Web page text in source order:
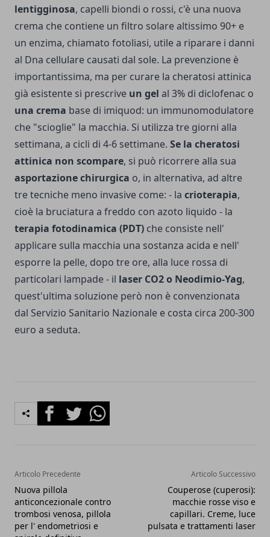
lentigginosa, capelli biondi o rossi, c'è una nuova
crema che contiene un filtro solare altissimo 90+ e
un enzima, chiamato fotoliasi, utile a riparare i danni
al Dna cellulare causati dal sole. La prevenzione è
importantissima, ma per curare la cheratosi attinica
già esistente si prescrive un gel al 3% di diclofenac o
una crema base di imiquod: un immunomodulatore
che "scioglie" la macchia. Si utilizza tre giorni alla
settimana, a cicli di 4-6 settimane. Se la cheratosi
attinica non scompare, si può ricorrere alla sua
asportazione chirurgica o, in alternativa, ad altre
tre tecniche meno invasive come: - la crioterapia,
cioè la bruciatura a freddo con azoto liquido - la
terapia fotodinamica (PDT) che consiste nell'
applicare sulla macchia una sostanza acida e nell'
esporre la pelle, dopo tre ore, alla luce rossa di
particolari lampade - il laser CO2 o Neodimio-Yag,
quest'ultima soluzione però non è convenzionata
dal Servizio Sanitario Nazionale e costa circa 200-300
euro a seduta.
FacebookTwitterWhatsapp
Articolo Precedente
Nuova pillola
anticoncezionale contro
trombosi venosa, pillola
per l' endometriosi e
Articolo Successivo
Couperose (cuperosi):
macchie rosse viso e
capillari. Creme, luce
pulsata e trattamenti laser